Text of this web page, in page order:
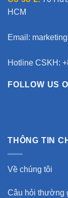
HCM
Email:
Hotline CSKH:
FOLLOW US
THÔNG TIN
Về chúng tôi
Câu hỏi thường